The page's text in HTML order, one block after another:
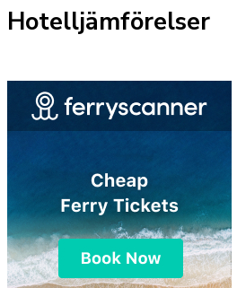
Hotelljämförelser